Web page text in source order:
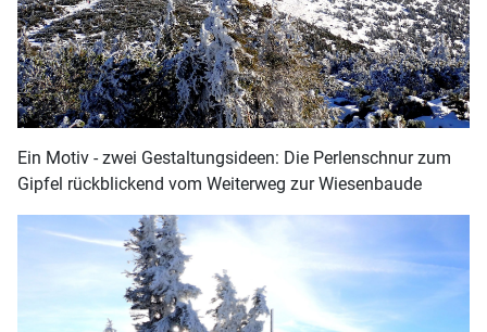
Ein Motiv - zwei Gestaltungsideen: Die Perlenschnur zum
Gipfel rückblickend vom Weiterweg zur Wiesenbaude